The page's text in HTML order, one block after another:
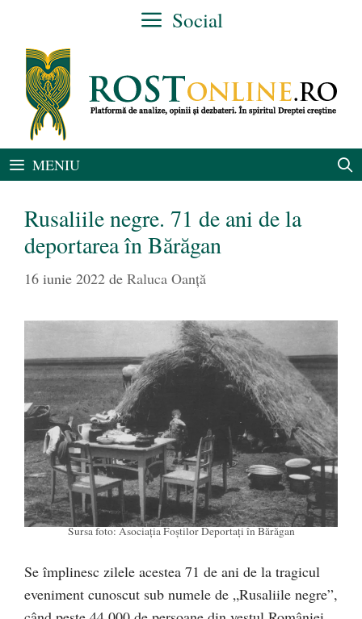
conținut
Social
MENIU
Rusaliile negre. 71 de ani de la
deportarea în Bărăgan
16 iunie 2022 de Raluca Oanță
Sursa foto: Asociația Foștilor Deportați în Bărăgan
Se împlinesc zilele acestea 71 de ani de la tragicul
eveniment cunoscut sub numele de „Rusaliile negre”,